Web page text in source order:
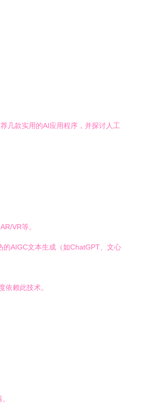
几款实用的AI应用程序，并探讨人工
VR等。
的AIGC文本生成（如ChatGPT、文心
赖此技术。